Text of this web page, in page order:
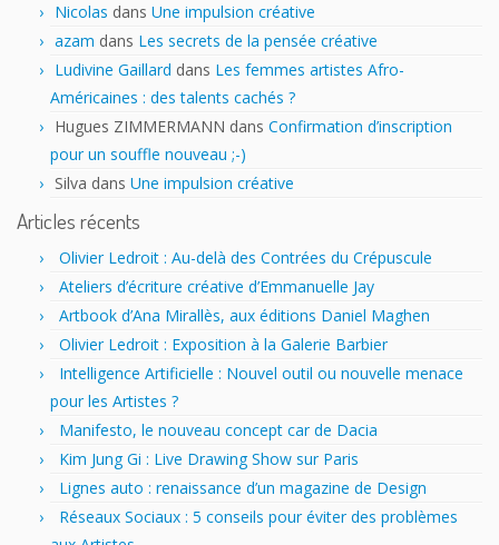
Nicolas dans Une impulsion créative
azam dans Les secrets de la pensée créative
Ludivine Gaillard dans Les femmes artistes Afro-
Américaines : des talents cachés ?
Hugues ZIMMERMANN dans Confirmation d’inscription
pour un souffle nouveau ;-)
Silva dans Une impulsion créative
Articles récents
Olivier Ledroit : Au-delà des Contrées du Crépuscule
Ateliers d’écriture créative d’Emmanuelle Jay
Artbook d’Ana Mirallès, aux éditions Daniel Maghen
Olivier Ledroit : Exposition à la Galerie Barbier
Intelligence Artificielle : Nouvel outil ou nouvelle menace
pour les Artistes ?
Manifesto, le nouveau concept car de Dacia
Kim Jung Gi : Live Drawing Show sur Paris
Lignes auto : renaissance d’un magazine de Design
Réseaux Sociaux : 5 conseils pour éviter des problèmes